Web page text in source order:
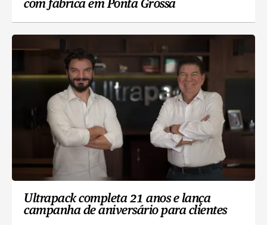
com fábrica em Ponta Grossa
Ultrapack completa 21 anos e lança
campanha de aniversário para clientes